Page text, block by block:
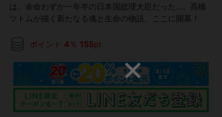
は、余命わずか一年半の日本国総理大臣だった…。高橋
ツトムが描く新たなる魂と生命の物語、ここに開幕！
ポイント 4 ％ 155pt